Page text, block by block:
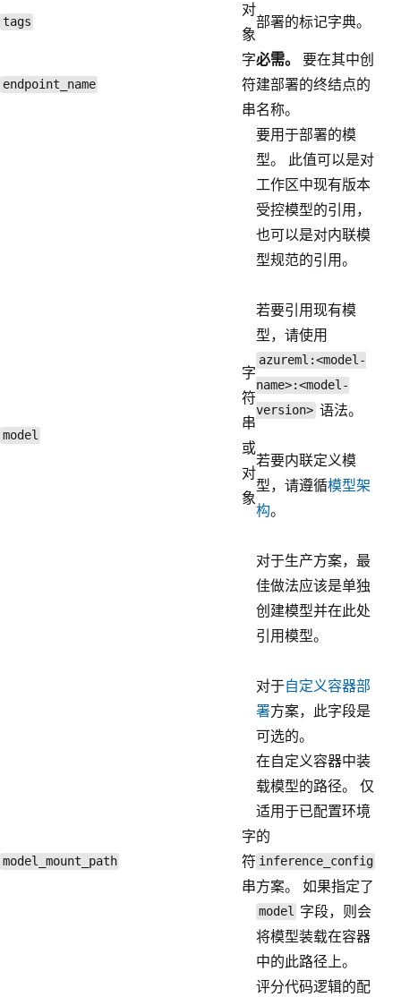
tags
对
象
部署的标记字典。
endpoint_name
字
符
串
必需。 要在其中创
建部署的终结点的
名称。
model
字
符
串
或
对
象
要用于部署的模
型。 此值可以是对
工作区中现有版本
受控模型的引用，
也可以是对内联模
型规范的引用。
若要引用现有模
型，请使用
azureml:<model-
name>:<model-
version> 语法。
若要内联定义模
型，请遵循模型架
构。
对于生产方案，最
佳做法应该是单独
创建模型并在此处
引用模型。
对于自定义容器部
署方案，此字段是
可选的。
model_mount_path
字
符
串
在自定义容器中装
载模型的路径。 仅
适用于已配置环境
的
inference_config
方案。 如果指定了
model 字段，则会
将模型装载在容器
中的此路径上。
评分代码逻辑的配